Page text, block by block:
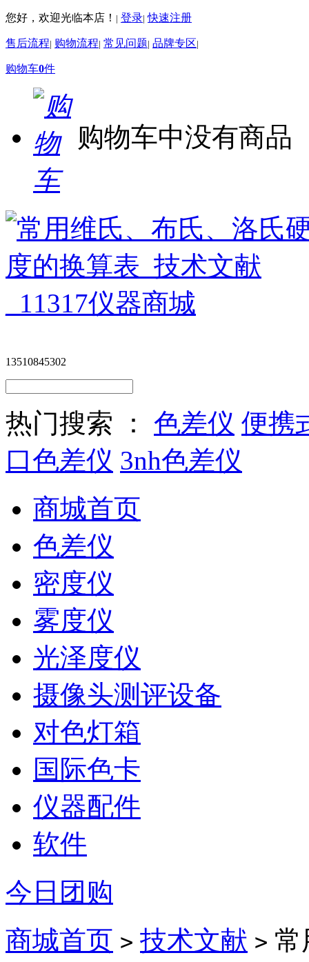
您好，欢迎光临本店！ | 登录| 快速注册
售后流程| 购物流程| 常见问题| 品牌专区|
购物车0件
购物车中没有商品
13510845302
热门搜索 ： 色差仪 便携
口色差仪 3nh色差仪
商城首页
色差仪
密度仪
雾度仪
光泽度仪
摄像头测评设备
对色灯箱
国际色卡
仪器配件
软件
今日团购
商城首页 > 技术文献 > 常